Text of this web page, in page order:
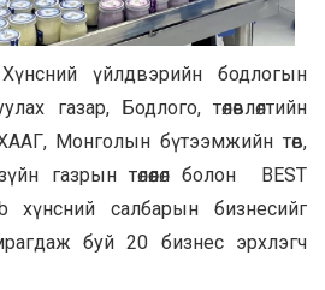
үйлдвэрийн бодлогын
газар, Бодлого, төлөвлөлтийн
Монголын бүтээмжийн төв,
газрын төлөөлөл болон BEST
хүнсний салбарын бизнесийг
буй 20 бизнес эрхлэгч